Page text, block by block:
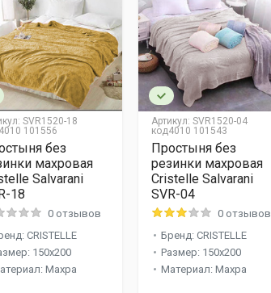
SVR1520-18
101556
без
махровая
Salvarani
18
0 отзывов
CRISTELLE
150x200
Махра
Артикул: SVR1520-04
код4010 101543
Простыня без
резинки махровая
Cristelle Salvarani
SVR-04
0 отзывов
Бренд: CRISTELLE
Размер: 150x200
Материал: Махра